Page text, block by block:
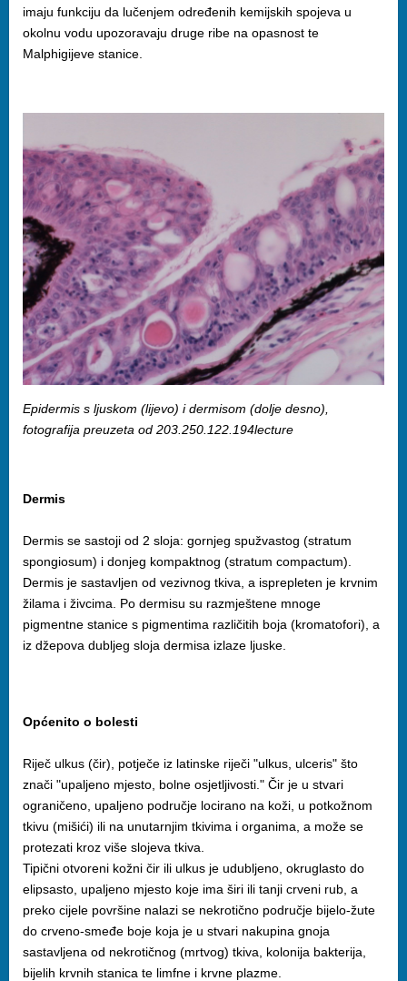
imaju funkciju da lučenjem određenih kemijskih spojeva u
okolnu vodu upozoravaju druge ribe na opasnost te
Malphigijeve stanice.
Epidermis s ljuskom (lijevo) i dermisom (dolje desno),
fotografija preuzeta od 203.250.122.194lecture
Dermis
Dermis se sastoji od 2 sloja: gornjeg spužvastog (stratum
spongiosum) i donjeg kompaktnog (stratum compactum).
Dermis je sastavljen od vezivnog tkiva, a isprepleten je krvnim
žilama i živcima. Po dermisu su razmještene mnoge
pigmentne stanice s pigmentima različitih boja (kromatofori), a
iz džepova dubljeg sloja dermisa izlaze ljuske.
Općenito o bolesti
Riječ ulkus (čir), potječe iz latinske riječi "ulkus, ulceris" što
znači "upaljeno mjesto, bolne osjetljivosti." Čir je u stvari
ograničeno, upaljeno područje locirano na koži, u potkožnom
tkivu (mišići) ili na unutarnjim tkivima i organima, a može se
protezati kroz više slojeva tkiva.
Tipični otvoreni kožni čir ili ulkus je udubljeno, okruglasto do
elipsasto, upaljeno mjesto koje ima širi ili tanji crveni rub, a
preko cijele površine nalazi se nekrotično područje bijelo-žute
do crveno-smeđe boje koja je u stvari nakupina gnoja
sastavljena od nekrotičnog (mrtvog) tkiva, kolonija bakterija,
bijelih krvnih stanica te limfne i krvne plazme.